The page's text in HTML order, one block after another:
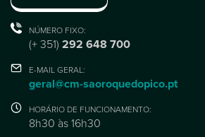
NÚMERO FIXO:
(+ 351) 292 648 700
E-MAIL GERAL:
geral@cm-saoroquedopico.pt
HORÁRIO DE FUNCIONAMENTO:
8h30 às 16h30